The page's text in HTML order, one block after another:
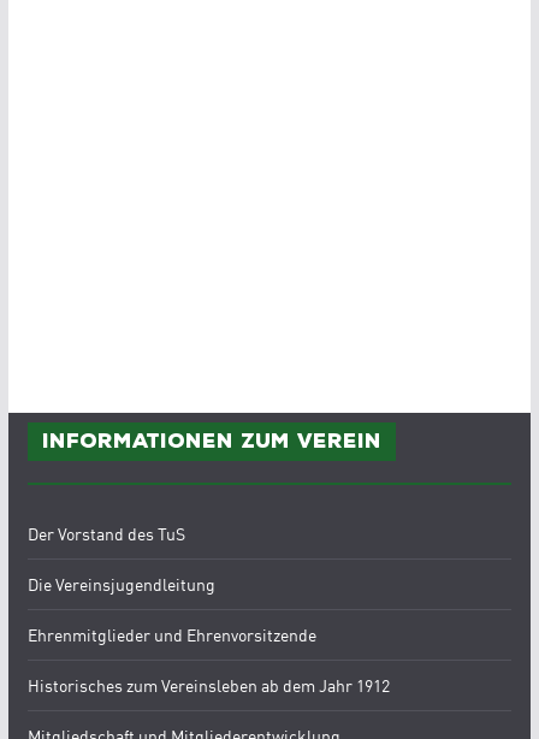
Informationen zum Verein
Der Vorstand des TuS
Die Vereinsjugendleitung
Ehrenmitglieder und Ehrenvorsitzende
Historisches zum Vereinsleben ab dem Jahr 1912